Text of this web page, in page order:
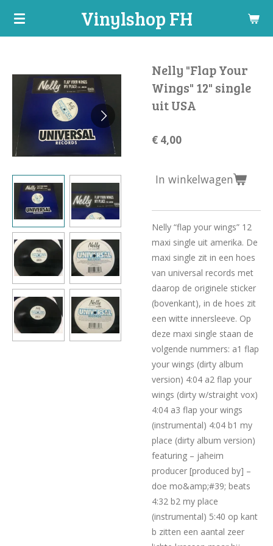
Ga
hoofdinhoud
Vinylshop FH
Nelly "Flap Your
Wings" 12" single
uit USA
€ 4,00
In winkelwagen
Nelly “flap your wings” 12
maxi single uit amerika. De
maxi single zit in een hoes
van universal records met
daarop de originele sticker
(bovenkant), in de hoes zit
een witte innersleeve. Op
deze maxi single staan de
volgende nummers: a1 flap
your wings (dirty album
version) 4:04 a2 flap your
wings (dirty w/straight vox)
4:04 a3 flap your wings
(instrumental) 4:04 b1 my
place (dirty album version)
featuring – jaheim
producer [produced by] –
doe mo&amp;#39; beats
4:32 b2 my place
(instrumental) 5:40 op kant
b zitten een aantal zeer